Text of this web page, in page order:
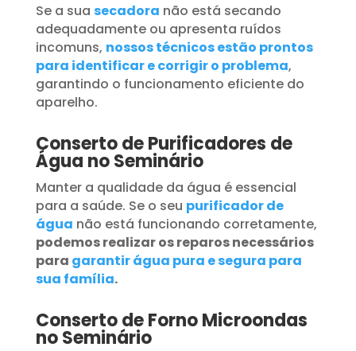
Se a sua secadora não está secando
adequadamente ou apresenta ruídos
incomuns, nossos técnicos estão prontos
para identificar e corrigir o problema,
garantindo o funcionamento eficiente do
aparelho.
Conserto de Purificadores de
Água no Seminário
Manter a qualidade da água é essencial
para a saúde. Se o seu purificador de
água não está funcionando corretamente,
podemos realizar os reparos necessários
para garantir água pura e segura para
sua família.
Conserto de Forno Microondas
no Seminário